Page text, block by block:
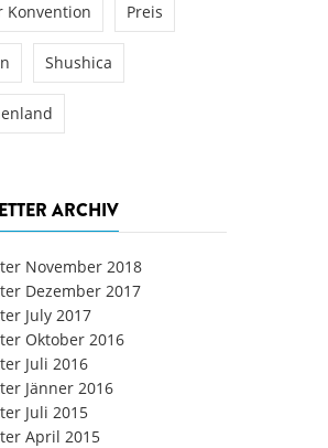
Konvention Preis
Shushica
ARCHIV
November 2018
Dezember 2017
July 2017
Oktober 2016
Juli 2016
Jänner 2016
Juli 2015
April 2015